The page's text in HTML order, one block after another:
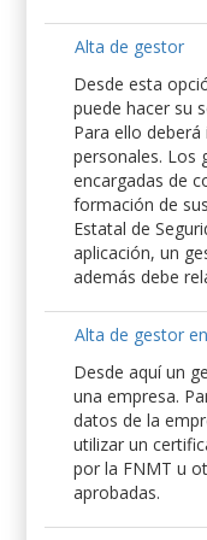
Alta de gestor
Desde esta
puede hacer su
Para ello
personales. Los
encargadas de
formación de
Estatal de
aplicación, un
además debe
Alta de gestor
Desde aquí un
una empresa.
datos de la
utilizar un
por la FNMT u
aprobadas.